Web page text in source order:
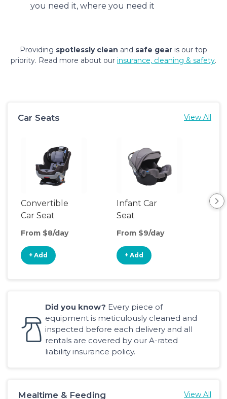
you need it, where you need it
Providing spotlessly clean and safe gear is our top
priority. Read more about our insurance, cleaning & safety.
Car Seats View All
Convertible
Car Seat
From $8/day
+ Add
Infant Car
Seat
From $9/day
+ Add
Did you know? Every piece of
equipment is meticulously cleaned and
inspected before each delivery and all
rentals are covered by our A-rated
liability insurance policy.
Mealtime & Feeding View All